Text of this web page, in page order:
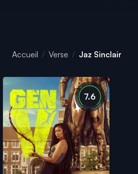
Accueil Verse Jaz Sinclair
7.6